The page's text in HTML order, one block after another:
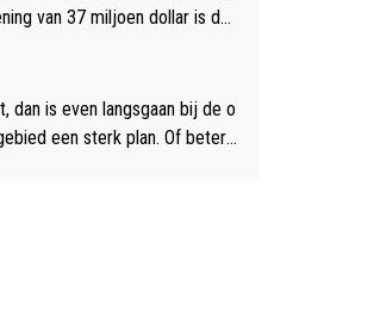
van 37 miljoen dollar is de
dan is even langsgaan bij de o
sterk plan. Of beter n